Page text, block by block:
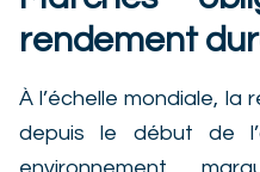
rendement
À l’échelle mondiale,
depuis le début de